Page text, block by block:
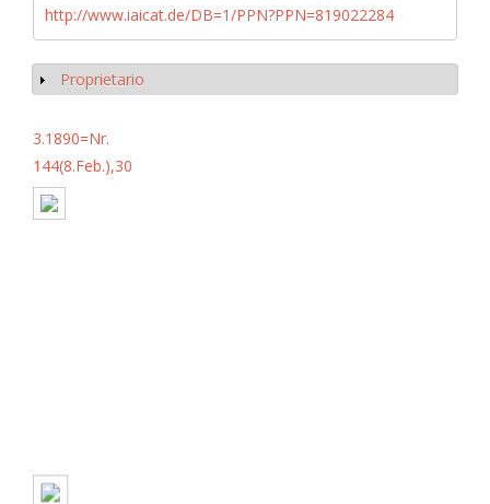
http://www.iaicat.de/DB=1/PPN?PPN=819022284
Mostrar
Proprietario
3.1890=Nr.
144(8.Feb.),30